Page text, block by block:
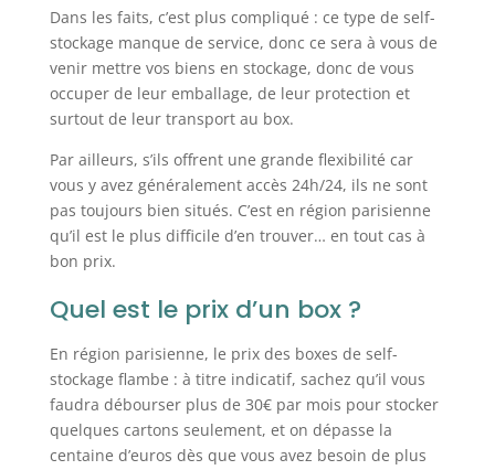
Dans les faits, c’est plus compliqué : ce type de self-
stockage manque de service, donc ce sera à vous de
venir mettre vos biens en stockage, donc de vous
occuper de leur emballage, de leur protection et
surtout de leur transport au box.
Par ailleurs, s’ils offrent une grande flexibilité car
vous y avez généralement accès 24h/24, ils ne sont
pas toujours bien situés. C’est en région parisienne
qu’il est le plus difficile d’en trouver… en tout cas à
bon prix.
Quel est le prix d’un box ?
En région parisienne, le prix des boxes de self-
stockage flambe : à titre indicatif, sachez qu’il vous
faudra débourser plus de 30€ par mois pour stocker
quelques cartons seulement, et on dépasse la
centaine d’euros dès que vous avez besoin de plus